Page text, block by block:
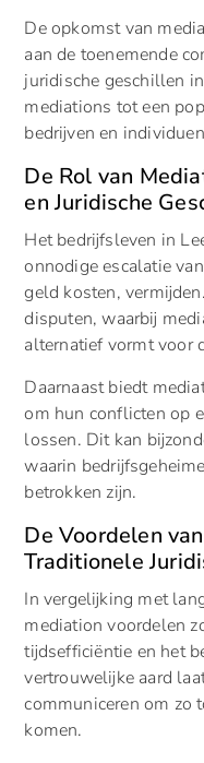
De opkomst van
aan de toenemende
juridische geschillen
mediations tot een
bedrijven en
De Rol van
en Juridische
Het bedrijfsleven in
onnodige escalatie
geld kosten,
disputen, waarbij
alternatief vormt voor
Daarnaast biedt
om hun conflicten op
lossen. Dit kan
waarin
betrokken zijn.
De Voordelen
Traditionele
In vergelijking met
mediation voordelen
tijdsefficiëntie en het
vertrouwelijke aard
communiceren om zo
komen.